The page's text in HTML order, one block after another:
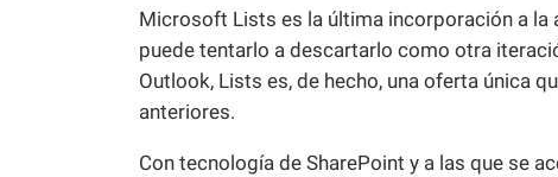
Microsoft Lists es la última incorporación a
puede tentarlo a descartarlo como otra
Outlook, Lists es, de hecho, una oferta única
anteriores.
Con tecnología de SharePoint y a las que se